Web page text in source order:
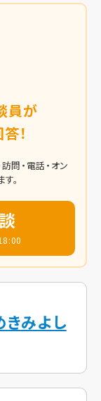
員が
！
問・電話・オン
。
みよし